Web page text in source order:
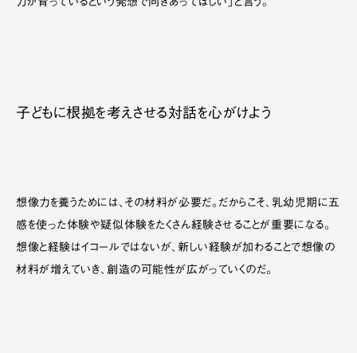
力が育っているという発想で向きあってほしい」と言う。
子どもに根拠を考えさせる対話を心がけよう
想像力を養うためには、その材料が必要だ。だからこそ、乳幼児期に五
感を使った体験や疑似体験をたくさん経験させることが重要になる。
想像と経験はイコールではないが、新しい経験が加わることで想像の
材料が増えていき、創造の可能性が広がっていくのだ。